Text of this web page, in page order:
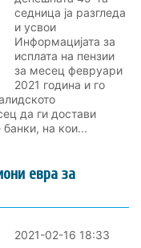
седница ја разгледа
и усвои
Информацијата за
исплата на пензии
за месец февруари
2021 година и го
да ги достави
банки, на кои...
евра за
2021-02-16 18:33